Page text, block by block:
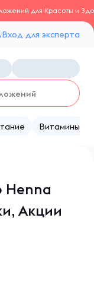
для Красоты и
Вход для эксперта
Витамины
Henna
Акции